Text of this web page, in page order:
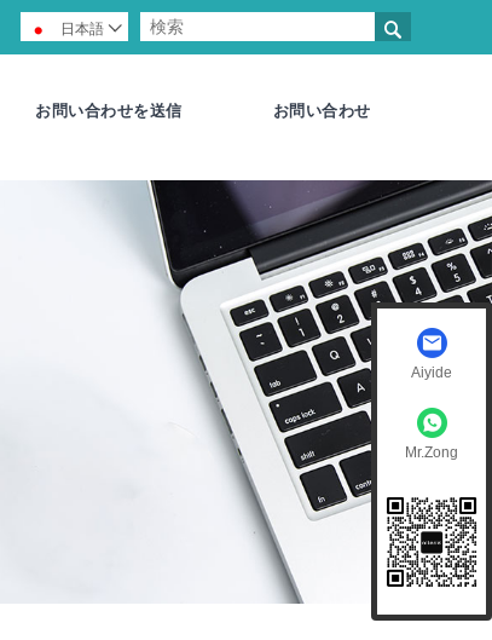

日本語 
お問い合わせを送信 お問い合わせ
Aiyide
Mr.Zong